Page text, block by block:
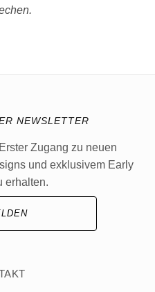
NEWSLETTER
Zugang zu neuen
und exklusivem Early
erhalten.